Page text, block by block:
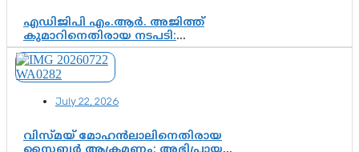
എഡിജിപി എം.ആർ. അജിത്ത്
കുമാറിനെതിരായ നടപടി:
സസ്പെൻഷനിൽ ഒതുങ്ങുമോ,
അതോ കൂടുതൽ കടുത്ത
നടപടികളിലേക്കോ?
July 22, 2026
വിസ്മയ് മോഹൻലാലിനെതിരായ